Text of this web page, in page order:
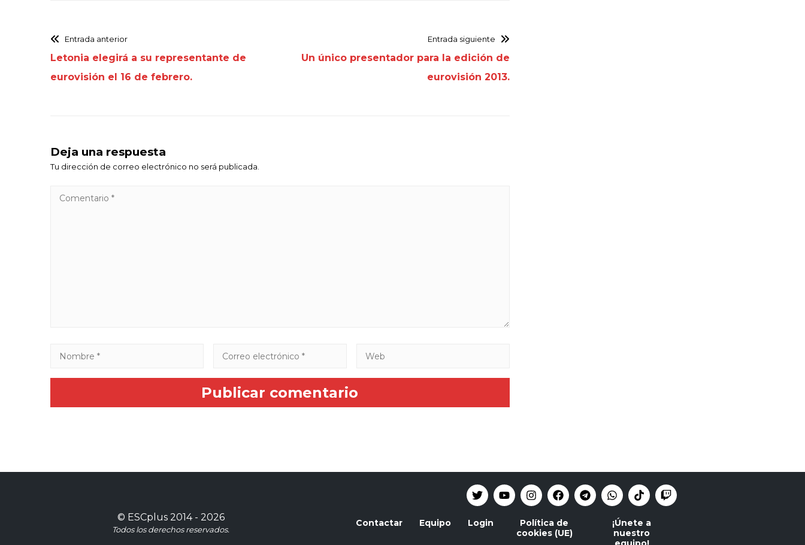
Entrada anterior
Letonia elegirá a su representante de
eurovisión el 16 de febrero.
Entrada siguiente
Un único presentador para la edición de
eurovisión 2013.
Deja una respuesta
Tu dirección de correo electrónico no será publicada.
© ESCplus2014 - 2026
Todos los derechos reservados.
Contactar Equipo Login
Política de
cookies (UE)
¡Únete a
nuestro